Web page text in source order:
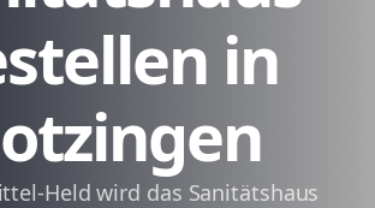
in
Held wird das Sanitätshaus